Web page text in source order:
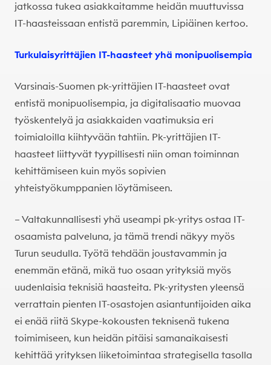
jatkossa tukea asiakkaitamme heidän muuttuvissa
IT-haasteissaan entistä paremmin, Lipiäinen kertoo.
Turkulaisyrittäjien IT-haasteet yhä monipuolisempia
Varsinais-Suomen pk-yrittäjien IT-haasteet ovat
entistä monipuolisempia, ja digitalisaatio muovaa
työskentelyä ja asiakkaiden vaatimuksia eri
toimialoilla kiihtyvään tahtiin. Pk-yrittäjien IT-
haasteet liittyvät tyypillisesti niin oman toiminnan
kehittämiseen kuin myös sopivien
yhteistyökumppanien löytämiseen.
– Valtakunnallisesti yhä useampi pk-yritys ostaa IT-
osaamista palveluna, ja tämä trendi näkyy myös
Turun seudulla. Työtä tehdään joustavammin ja
enemmän etänä, mikä tuo osaan yrityksiä myös
uudenlaisia teknisiä haasteita. Pk-yritysten yleensä
verrattain pienten IT-osastojen asiantuntijoiden aika
ei enää riitä Skype-kokousten teknisenä tukena
toimimiseen, kun heidän pitäisi samanaikaisesti
kehittää yrityksen liiketoimintaa strategisella tasolla